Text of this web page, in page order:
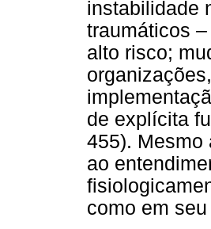
instabilidade
traumáticos
alto risco;
de explícita
455). Mesmo
ao
como em